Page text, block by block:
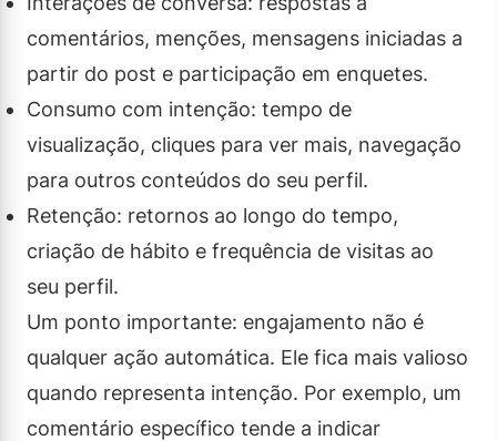
comentários, menções, mensagens iniciadas a
partir do post e participação em enquetes.
Consumo com intenção: tempo de
visualização, cliques para ver mais, navegação
para outros conteúdos do seu perfil.
Retenção: retornos ao longo do tempo,
criação de hábito e frequência de visitas ao
seu perfil.
Um ponto importante: engajamento não é
qualquer ação automática. Ele fica mais valioso
quando representa intenção. Por exemplo, um
comentário específico tende a indicar